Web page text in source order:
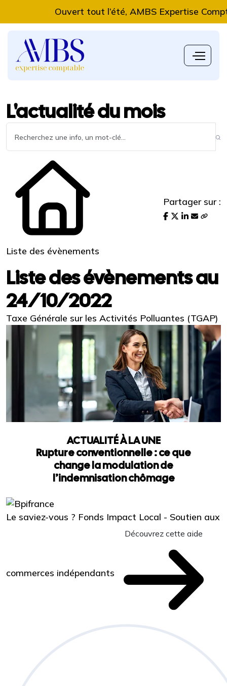
Ouvert tout l’été, AMBS Expertise
L'actualité du mois
Liste des évènements
Partager sur :
Liste des évènements au
24/10/2022
Taxe Générale sur les Activités Polluantes (TGAP)
ACTUALITÉ À LA UNE
Rupture conventionnelle : ce que
change la modulation de
l’indemnisation chômage
Le saviez-vous ? Fonds Impact Local - Soutien aux
commerces indépendants
Découvrez cette aide